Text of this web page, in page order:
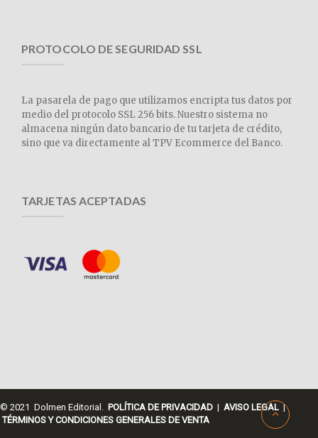
PROTOCOLO DE SEGURIDAD SSL
La pasarela de pago que utilizamos encripta tus datos por
medio del protocolo SSL 256 bits. Nuestro sistema no
almacena ningún dato bancario de tu tarjeta de crédito,
sino que va directamente al TPV Ecommerce del Banco.
TARJETAS ACEPTADAS
© 2021 Dolmen Editorial. POLÍTICA DE PRIVACIDAD | AVISO LEGAL |
TÉRMINOS Y CONDICIONES GENERALES DE VENTA